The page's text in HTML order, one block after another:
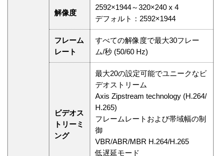
解像度
2592×1944～320×240 x 4
デフォルト：2592×1944
フレーム
レート
すべての解像度で最大30フレー
ム/秒 (50/60 Hz)
ビデオス
トリーミ
ング
最大20の設定可能でユニークなビ
デオストリーム
Axis Zipstream technology (H.264/
H.265)
フレームレートおよび帯域幅の制
御
VBR/ABR/MBR H.264/H.265
低遅延モード